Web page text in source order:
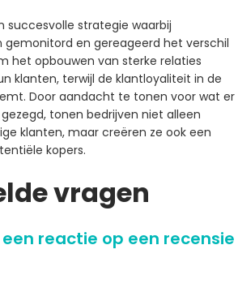
succesvolle strategie waarbij
gemonitord en gereageerd het verschil
het opbouwen van sterke relaties
klanten, terwijl de klantloyaliteit in de
Door aandacht te tonen voor wat er
tonen bedrijven niet alleen
klanten, maar creëren ze ook een
kopers.
vragen
reactie op een recensie